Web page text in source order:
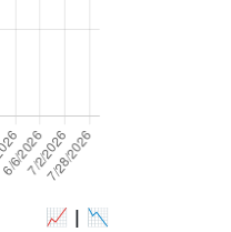
📈 | 📉